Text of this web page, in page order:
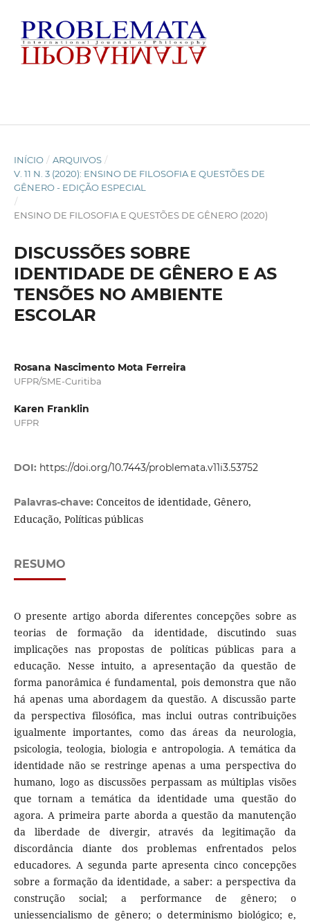
INÍCIO / ARQUIVOS /
V. 11 N. 3 (2020): ENSINO DE FILOSOFIA E QUESTÕES DE
GÊNERO - EDIÇÃO ESPECIAL
/
ENSINO DE FILOSOFIA E QUESTÕES DE GÊNERO (2020)
DISCUSSÕES SOBRE
IDENTIDADE DE GÊNERO E AS
TENSÕES NO AMBIENTE
ESCOLAR
Rosana Nascimento Mota Ferreira
UFPR/SME-Curitiba
Karen Franklin
UFPR
DOI: https://doi.org/10.7443/problemata.v11i3.53752
Palavras-chave: Conceitos de identidade, Gênero,
Educação, Políticas públicas
RESUMO
O presente artigo aborda diferentes concepções sobre as
teorias de formação da identidade, discutindo suas
implicações nas propostas de políticas públicas para a
educação. Nesse intuito, a apresentação da questão de
forma panorâmica é fundamental, pois demonstra que não
há apenas uma abordagem da questão. A discussão parte
da perspectiva filosófica, mas inclui outras contribuições
igualmente importantes, como das áreas da neurologia,
psicologia, teologia, biologia e antropologia. A temática da
identidade não se restringe apenas a uma perspectiva do
humano, logo as discussões perpassam as múltiplas visões
que tornam a temática da identidade uma questão do
agora. A primeira parte aborda a questão da manutenção
da liberdade de divergir, através da legitimação da
discordância diante dos problemas enfrentados pelos
educadores. A segunda parte apresenta cinco concepções
sobre a formação da identidade, a saber: a perspectiva da
construção social; a performance de gênero; o
uniessencialismo de gênero; o determinismo biológico; e,